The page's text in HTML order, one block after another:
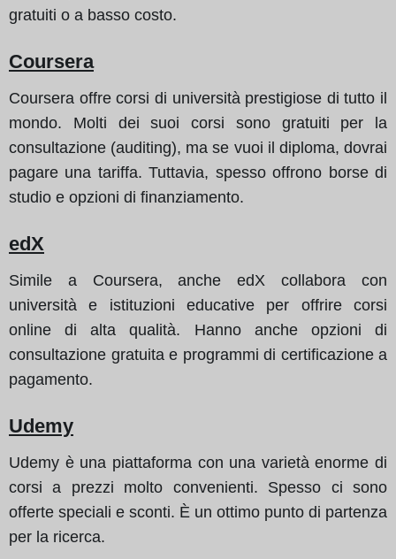
gratuiti o a basso costo.
Coursera
Coursera offre corsi di università prestigiose di tutto il
mondo. Molti dei suoi corsi sono gratuiti per la
consultazione (auditing), ma se vuoi il diploma, dovrai
pagare una tariffa. Tuttavia, spesso offrono borse di
studio e opzioni di finanziamento.
edX
Simile a Coursera, anche edX collabora con
università e istituzioni educative per offrire corsi
online di alta qualità. Hanno anche opzioni di
consultazione gratuita e programmi di certificazione a
pagamento.
Udemy
Udemy è una piattaforma con una varietà enorme di
corsi a prezzi molto convenienti. Spesso ci sono
offerte speciali e sconti. È un ottimo punto di partenza
per la ricerca.